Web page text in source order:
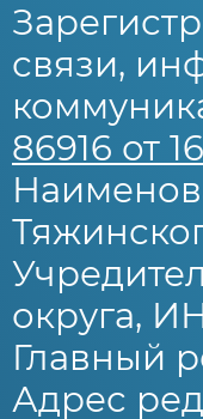
связи,
86916 от
округа,
Главный
Адрес